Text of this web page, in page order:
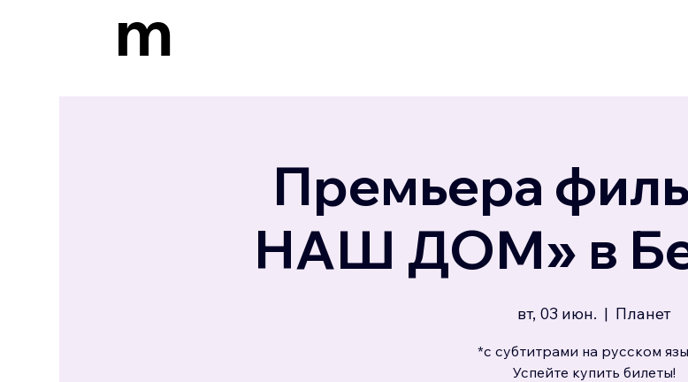
m
Премьера
НАШ ДОМ» в
вт, 03 июн.
  |
Планет
*с субтитрами на русском
Успейте купить билеты!